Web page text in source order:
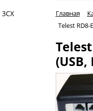
Главная
Telest RD8-
(USB,